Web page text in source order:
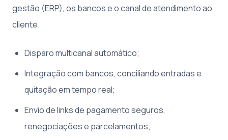
gestão (ERP), os bancos e o canal de atendimento ao
cliente.
Disparo multicanal automático;
Integração com bancos, conciliando entradas e
quitação em tempo real;
Envio de links de pagamento seguros,
renegociações e parcelamentos;